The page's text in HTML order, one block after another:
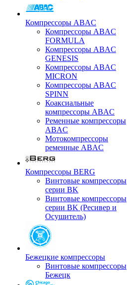
Компрессоры ABAC
Компрессоры ABAC
FORMULA
Компрессоры ABAC
GENESIS
Компрессоры ABAC
MICRON
Компрессоры ABAC
SPINN
Коаксиальные
компрессоры ABAC
Ременные компрессоры
ABAC
Мотокомпрессоры
ременные ABAC
Компрессоры BERG
Винтовые компрессоры
серии BK
Винтовые компрессоры
серии BK (Ресивер и
Осушитель)
Бежецкие компрессоры
Винтовые компрессоры
Бежецк